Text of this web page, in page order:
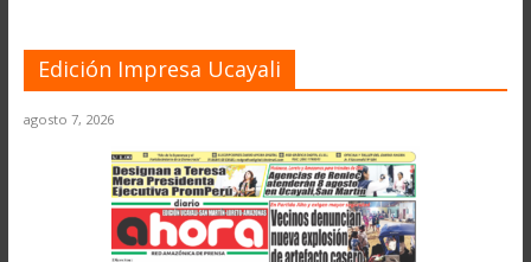
Edición Impresa Ucayali
agosto 7, 2026